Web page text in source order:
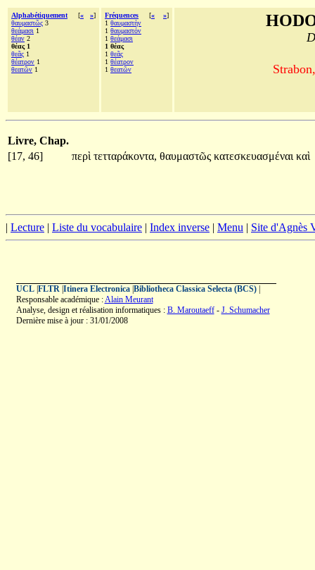
Alphabétiquement [« »]
θαυμαστῶς 3
θεάμασι 1
θέαν 2
θέας 1
θεᾶς 1
θέατρον 1
θεατῶν 1
Fréquences [« »]
1 θαυμαστὴν
1 θαυμαστόν
1 θεάμασι
1 θέας
1 θεᾶς
1 θέατρον
1 θεατῶν
Livre, Chap.
[17, 46]
περὶ τετταράκοντα, θαυμαστῶς κατεσκευασμέναι καὶ
| Lecture | Liste du vocabulaire | Index inverse | Menu | Site d'Agnès
UCL| FLTR| Itinera Electronica| Bibliotheca Classica Selecta (BCS)|
Responsable académique :Alain Meurant
Analyse, design et réalisation informatiques : B. Maroutaeff- J. Schumacher
Dernière mise à jour : 31/01/2008